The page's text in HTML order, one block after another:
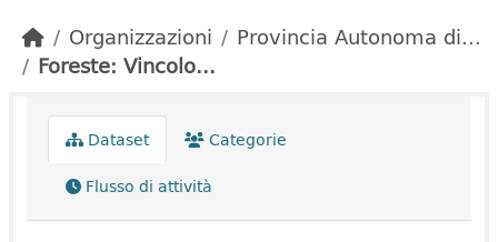
Organizzazioni
Provincia Autonoma di...
Foreste: Vincolo...
Dataset
Categorie
Flusso di attività